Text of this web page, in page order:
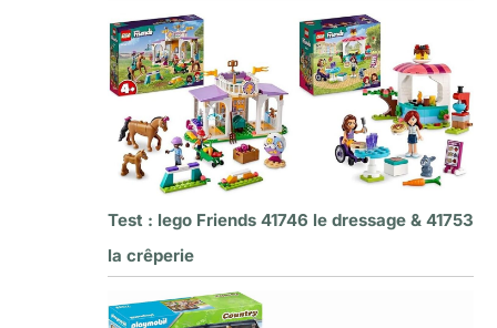
Test : lego Friends 41746 le dressage & 41753
la crêperie